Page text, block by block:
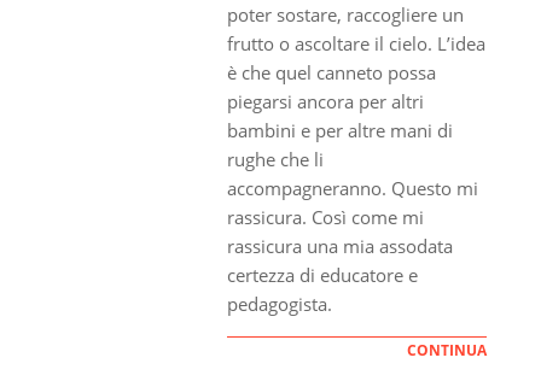
poter sostare, raccogliere un
frutto o ascoltare il cielo. L’idea
è che quel canneto possa
piegarsi ancora per altri
bambini e per altre mani di
rughe che li
accompagneranno. Questo mi
rassicura. Così come mi
rassicura una mia assodata
certezza di educatore e
pedagogista.
CONTINUA